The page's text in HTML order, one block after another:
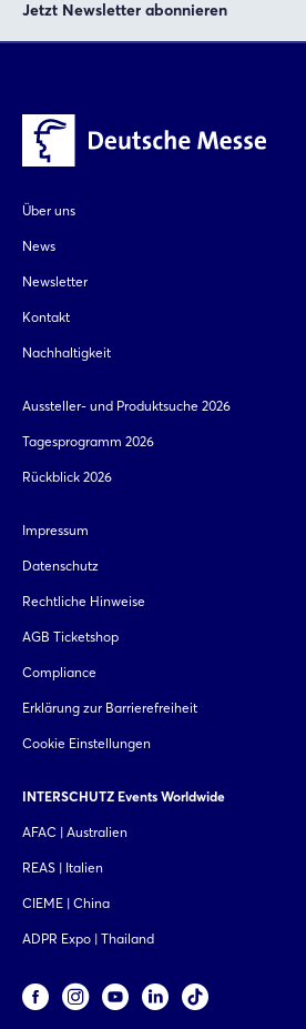
Jetzt Newsletter abonnieren
Über uns
News
Newsletter
Kontakt
Nachhaltigkeit
Aussteller- und Produktsuche 2026
Tagesprogramm 2026
Rückblick 2026
Impressum
Datenschutz
Rechtliche Hinweise
AGB Ticketshop
Compliance
Erklärung zur Barrierefreiheit
Cookie Einstellungen
INTERSCHUTZ Events Worldwide
AFAC | Australien
REAS | Italien
CIEME | China
ADPR Expo | Thailand